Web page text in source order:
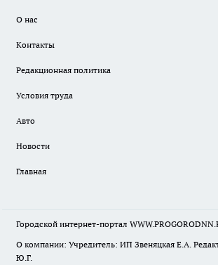
О нас
Контакты
Редакционная политика
Условия труда
Авто
Новости
Главная
Городской интернет-портал
О компании: Учредитель: ИП Звеняцкая Е.А.
Ю.Г.